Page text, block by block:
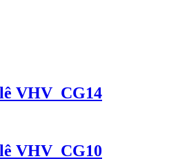
VHV_CG14
VHV_CG10